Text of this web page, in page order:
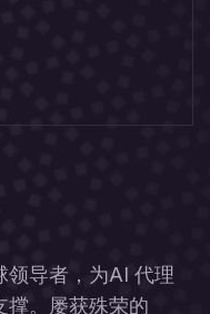
领导者，为AI 代理
撑。屡获殊荣的